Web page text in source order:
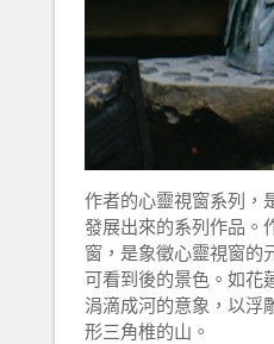
作者的心靈視窗系列，
發展出來的系列作品。
窗，是象徵心靈視窗的
可看到後的景色。如花
涓滴成河的意象，以浮
形三角椎的山。